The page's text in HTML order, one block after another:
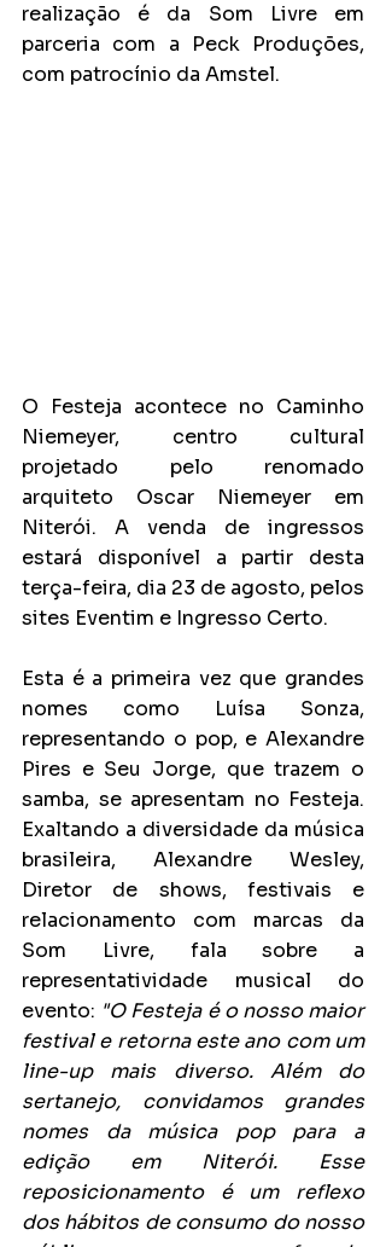
realização é da Som Livre em
parceria com a Peck Produções,
com patrocínio da Amstel.
O Festeja acontece no Caminho
Niemeyer, centro cultural
projetado pelo renomado
arquiteto Oscar Niemeyer em
Niterói. A venda de ingressos
estará disponível a partir desta
terça-feira, dia 23 de agosto, pelos
sites Eventim e Ingresso Certo.
Esta é a primeira vez que grandes
nomes como Luísa Sonza,
representando o pop, e Alexandre
Pires e Seu Jorge, que trazem o
samba, se apresentam no Festeja.
Exaltando a diversidade da música
brasileira, Alexandre Wesley,
Diretor de shows, festivais e
relacionamento com marcas da
Som Livre, fala sobre a
representatividade musical do
evento: "O Festeja é o nosso maior
festival e retorna este ano com um
line-up mais diverso. Além do
sertanejo, convidamos grandes
nomes da música pop para a
edição em Niterói. Esse
reposicionamento é um reflexo
dos hábitos de consumo do nosso